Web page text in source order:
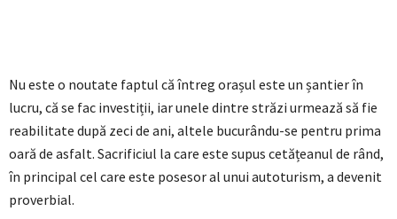
Nu este o noutate faptul că întreg orașul este un șantier în
lucru, că se fac investiții, iar unele dintre străzi urmează să fie
reabilitate după zeci de ani, altele bucurându-se pentru prima
oară de asfalt. Sacrificiul la care este supus cetățeanul de rând,
în principal cel care este posesor al unui autoturism, a devenit
proverbial.